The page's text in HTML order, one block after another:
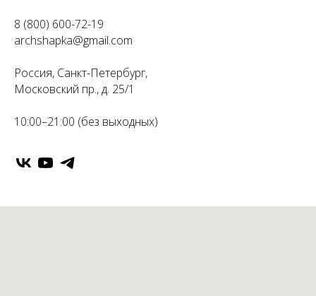
8 (800) 600-72-19
archshapka@gmail.com
Россия, Санкт-Петербург,
Московский пр., д. 25/1
10:00–21:00 (без выходных)